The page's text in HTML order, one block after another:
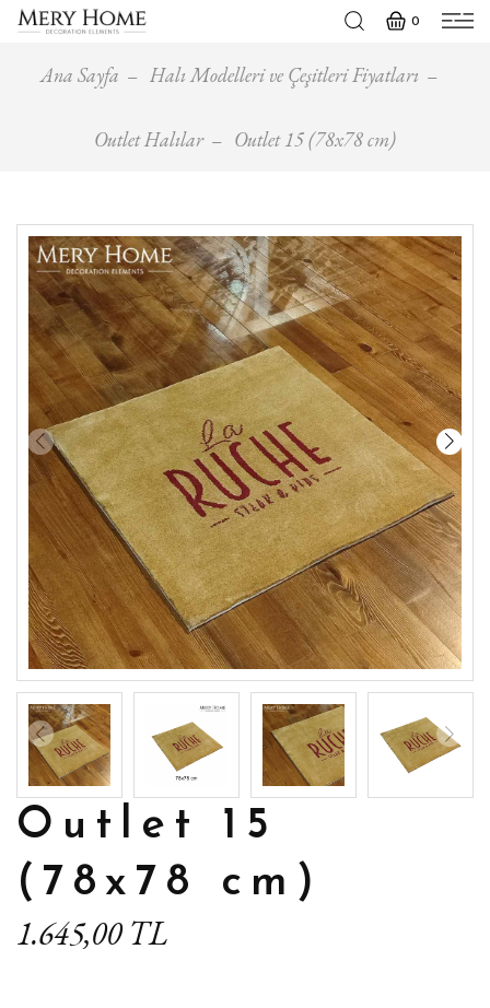
0
Ana Sayfa Halı Modelleri ve Çeşitleri Fiyatları
Outlet Halılar Outlet 15 (78x78 cm)
Outlet 15
(78x78 cm)
1.645,00 TL